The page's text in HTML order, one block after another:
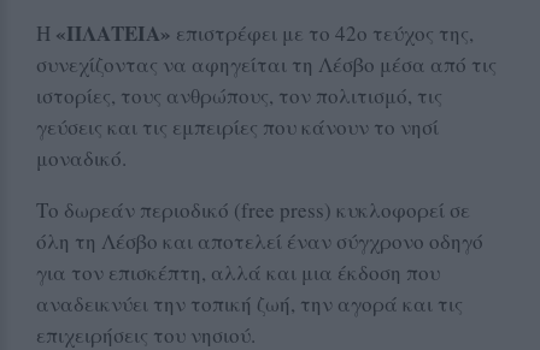
Η «ΠΛΑΤΕΙΑ» επιστρέφει με το 42ο τεύχος της,
συνεχίζοντας να αφηγείται τη Λέσβο μέσα από τις
ιστορίες, τους ανθρώπους, τον πολιτισμό, τις
γεύσεις και τις εμπειρίες που κάνουν το νησί
μοναδικό.
Το δωρεάν περιοδικό (free press) κυκλοφορεί σε
όλη τη Λέσβο και αποτελεί έναν σύγχρονο οδηγό
για τον επισκέπτη, αλλά και μια έκδοση που
αναδεικνύει την τοπική ζωή, την αγορά και τις
επιχειρήσεις του νησιού.